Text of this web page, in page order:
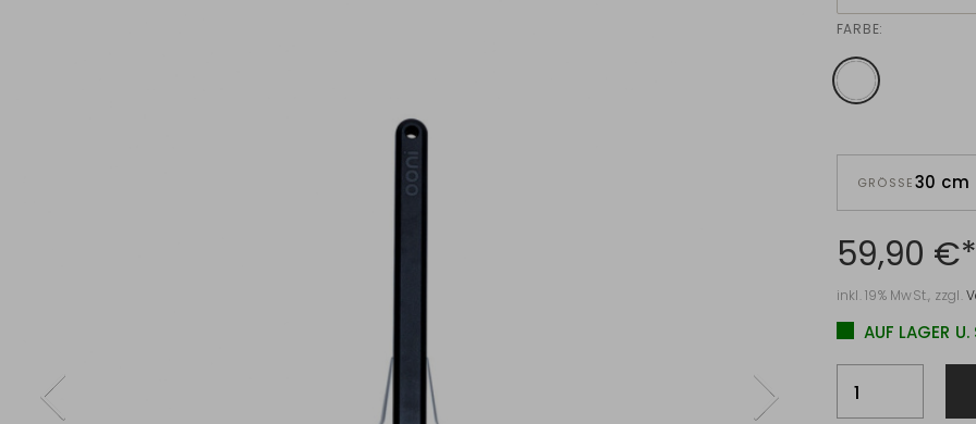
FARBE:
GRÖSSE 30 cm
59,90 €*
inkl. 19% MwSt., zzgl.
AUF LAGER U.